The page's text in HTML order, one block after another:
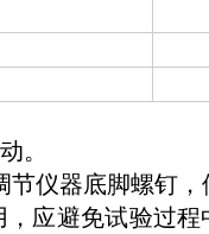
。
节仪器底脚螺钉，
应避免试验过